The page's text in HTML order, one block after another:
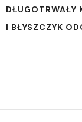
DŁUGOTRWAŁY
I BŁYSZCZYK